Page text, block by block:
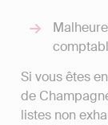
Si vous êtes
de
listes non